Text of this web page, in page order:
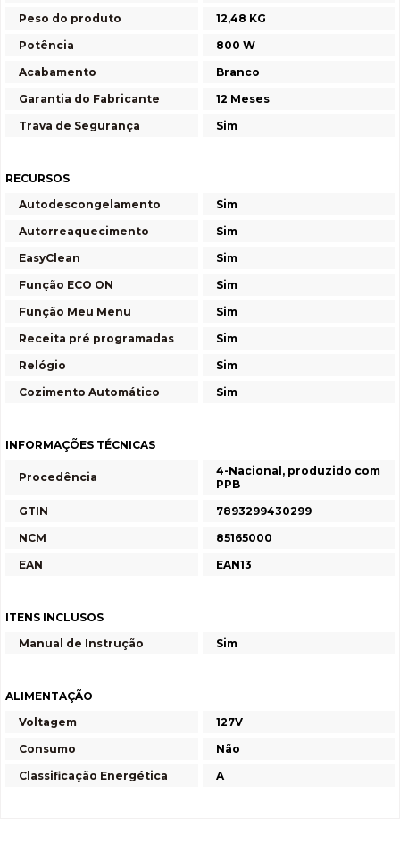
Peso do produto
12,48 KG
Potência
800 W
Acabamento
Branco
Garantia do Fabricante
12 Meses
Trava de Segurança
Sim
RECURSOS
Autodescongelamento
Sim
Autorreaquecimento
Sim
EasyClean
Sim
Função ECO ON
Sim
Função Meu Menu
Sim
Receita pré programadas
Sim
Relógio
Sim
Cozimento Automático
Sim
INFORMAÇÕES TÉCNICAS
Procedência
4-Nacional, produzido com
PPB
GTIN
7893299430299
NCM
85165000
EAN
EAN13
ITENS INCLUSOS
Manual de Instrução
Sim
ALIMENTAÇÃO
Voltagem
127V
Consumo
Não
Classificação Energética
A